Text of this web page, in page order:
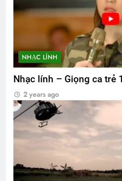
NHẠC LÍNH
Nhạc lính – Giọng ca trẻ 1
2 years ago